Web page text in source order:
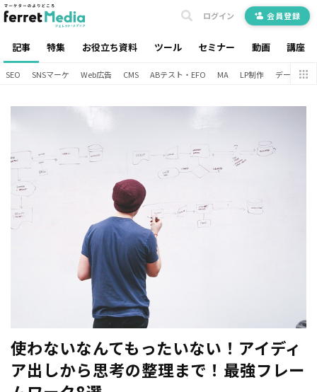
記事 特集 お役立ち資料 ツール セミナー 動画 講座
ログイン 会員登録
SEO SNSマーケ Web広告 CMS ABテスト・EFO MA LP制作 データ分析
使わないなんてもったいない！アイディ
ア出しから思考の整理まで！最強フレー